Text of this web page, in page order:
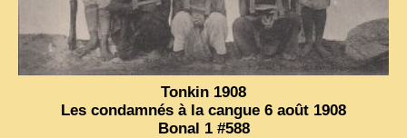
Tonkin 1908
Les condamnés à la cangue 6 août 1908
Bonal 1 #588